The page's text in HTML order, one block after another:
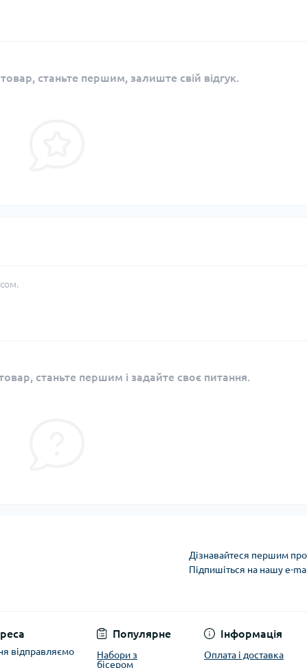
станьте першим, залиште свій відгук.
станьте першим і задайте своє питання.
Дізнавайтеся першим про
Підпишіться на нашу e-
відправляємо
Популярне
Набори з
бісером
Інформація
Оплата і доставка